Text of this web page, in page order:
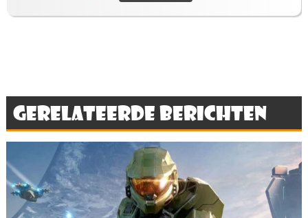
Gerelateerde berichten